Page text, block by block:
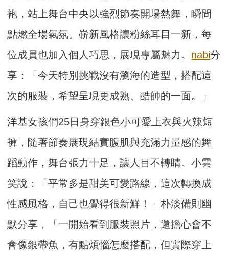
袍，站上舞台中央以強烈節奏開場熱舞，瞬間
點燃全場氣氛。嶄新風格讓粉絲耳目一新，每
位成員也加入個人巧思，展現專屬魅力。 nabi分
享：「今天特別挑戰沒有瀏海的造型，搭配這
次的服裝，希望呈現更成熟、酷帥的一面。」
洋基女孩們25日身穿銀色小可愛上衣與火辣短
褲，隨著節奏展現結實腹肌與充滿力量感的舞
蹈動作，舞台張力十足，讓人目不轉睛。小雲
笑說：「平常多是甜美可愛路線，這次轉換成
性感風格，自己也覺得很新鮮！」朴淡備則幽
默分享，「一開始看到服裝照片，還擔心會不
會像銀帶魚，有點煩惱怎麼搭配，但實際穿上